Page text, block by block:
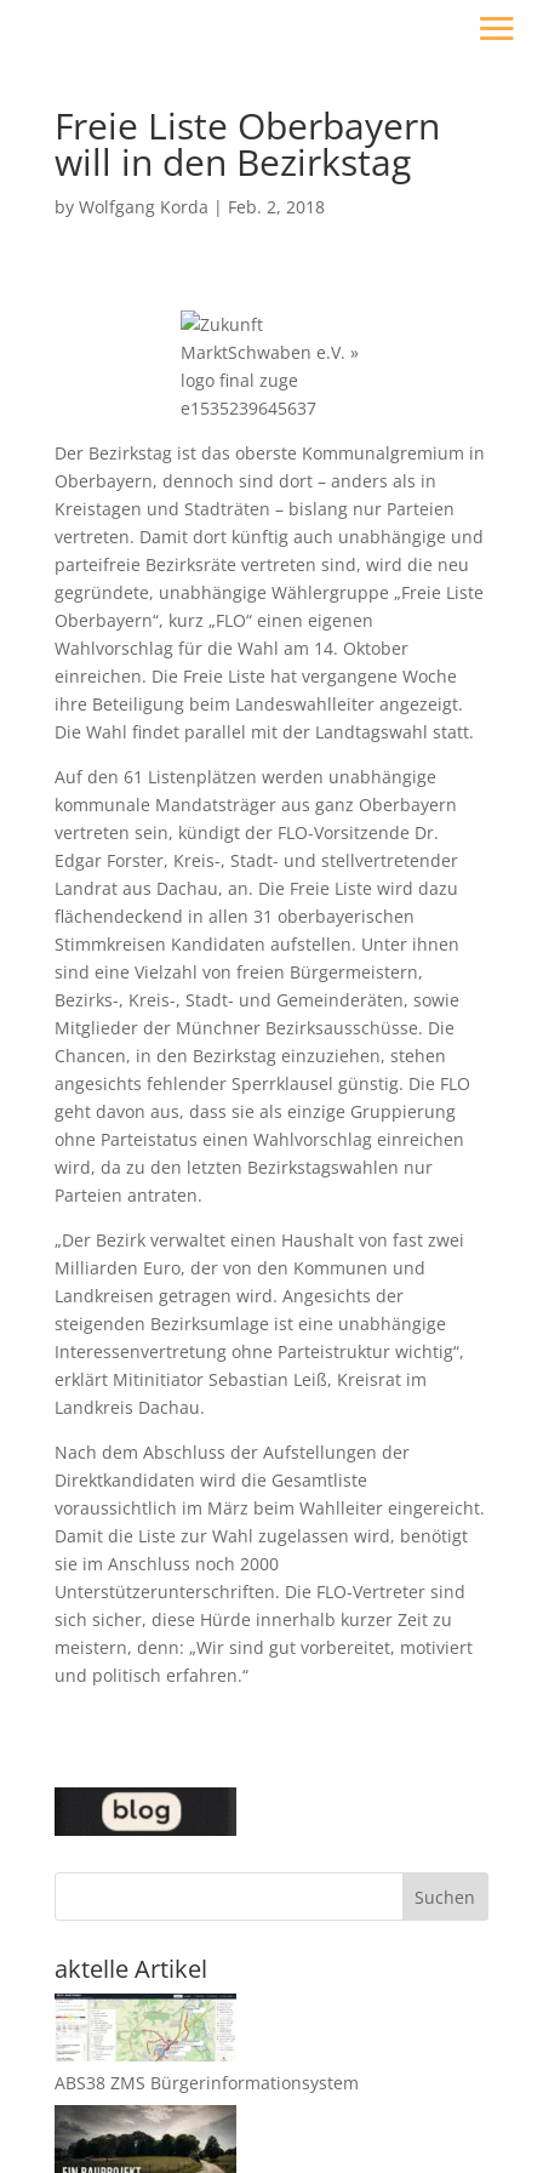
Freie Liste Oberbayern
will in den Bezirkstag
by Wolfgang Korda | Feb. 2, 2018
Der Bezirkstag ist das oberste Kommunalgremium in
Oberbayern, dennoch sind dort – anders als in
Kreistagen und Stadträten – bislang nur Parteien
vertreten. Damit dort künftig auch unabhängige und
parteifreie Bezirksräte vertreten sind, wird die neu
gegründete, unabhängige Wählergruppe „Freie Liste
Oberbayern“, kurz „FLO“ einen eigenen
Wahlvorschlag für die Wahl am 14. Oktober
einreichen. Die Freie Liste hat vergangene Woche
ihre Beteiligung beim Landeswahlleiter angezeigt.
Die Wahl findet parallel mit der Landtagswahl statt.
Auf den 61 Listenplätzen werden unabhängige
kommunale Mandatsträger aus ganz Oberbayern
vertreten sein, kündigt der FLO-Vorsitzende Dr.
Edgar Forster, Kreis-, Stadt- und stellvertretender
Landrat aus Dachau, an. Die Freie Liste wird dazu
flächendeckend in allen 31 oberbayerischen
Stimmkreisen Kandidaten aufstellen. Unter ihnen
sind eine Vielzahl von freien Bürgermeistern,
Bezirks-, Kreis-, Stadt- und Gemeinderäten, sowie
Mitglieder der Münchner Bezirksausschüsse. Die
Chancen, in den Bezirkstag einzuziehen, stehen
angesichts fehlender Sperrklausel günstig. Die FLO
geht davon aus, dass sie als einzige Gruppierung
ohne Parteistatus einen Wahlvorschlag einreichen
wird, da zu den letzten Bezirkstagswahlen nur
Parteien antraten.
„Der Bezirk verwaltet einen Haushalt von fast zwei
Milliarden Euro, der von den Kommunen und
Landkreisen getragen wird. Angesichts der
steigenden Bezirksumlage ist eine unabhängige
Interessenvertretung ohne Parteistruktur wichtig“,
erklärt Mitinitiator Sebastian Leiß, Kreisrat im
Landkreis Dachau.
Nach dem Abschluss der Aufstellungen der
Direktkandidaten wird die Gesamtliste
voraussichtlich im März beim Wahlleiter eingereicht.
Damit die Liste zur Wahl zugelassen wird, benötigt
sie im Anschluss noch 2000
Unterstützerunterschriften. Die FLO-Vertreter sind
sich sicher, diese Hürde innerhalb kurzer Zeit zu
meistern, denn: „Wir sind gut vorbereitet, motiviert
und politisch erfahren.“
Suchen
aktelle Artikel
ABS38 ZMS Bürgerinformationsystem